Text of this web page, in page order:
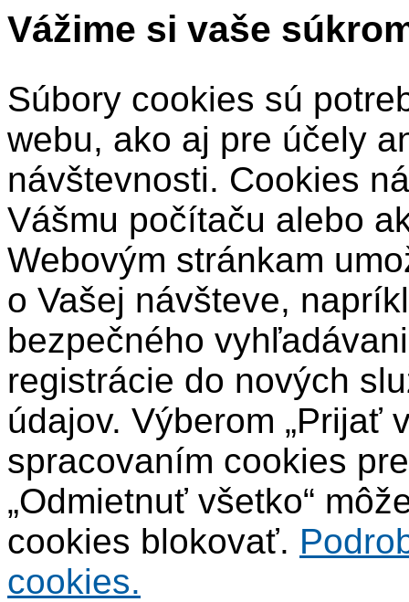
Vážime si vaše
Súbory cookies sú
webu, ako aj pre účely
návštevnosti. Cookies
Vášmu počítaču alebo
Webovým stránkam
o Vašej návšteve,
bezpečného
registrácie do nových
údajov. Výberom „Prijať
spracovaním cookies
„Odmietnuť všetko“
cookies blokovať.
cookies.